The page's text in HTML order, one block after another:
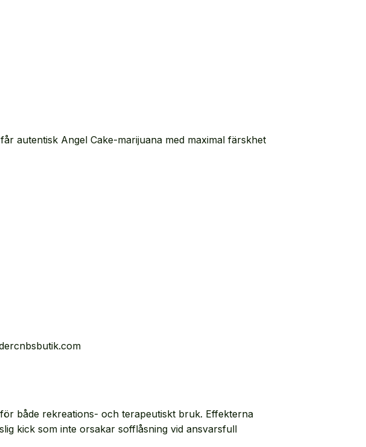
autentisk Angel Cake-marijuana med maximal färskhet
både rekreations- och terapeutiskt bruk. Effekterna
kick som inte orsakar sofflåsning vid ansvarsfull